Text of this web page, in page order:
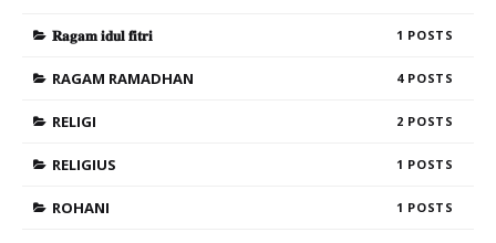
𝐑𝐚𝐠𝐚𝐦 𝐢𝐝𝐮𝐥 𝐟𝐢𝐭𝐫𝐢 1
RAGAM RAMADHAN 4
RELIGI 2
RELIGIUS 1
ROHANI 1